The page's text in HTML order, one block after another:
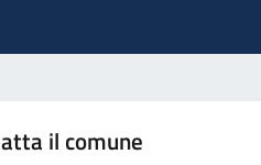
il comune